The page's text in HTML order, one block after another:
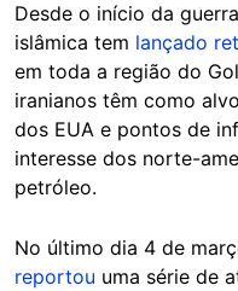
Desde o início da
islâmica tem lançado
em toda a região do
iranianos têm como
dos EUA e pontos de
interesse dos norte-
petróleo.
No último dia 4 de
reportou uma série de